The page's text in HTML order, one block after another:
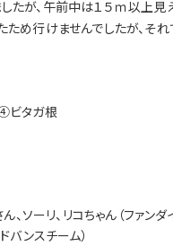
たが、午前中は１５ｍ以上見
め行けませんでしたが、そ
タガ根
、ソーリ、リコちゃん（ファ
バンスチーム）